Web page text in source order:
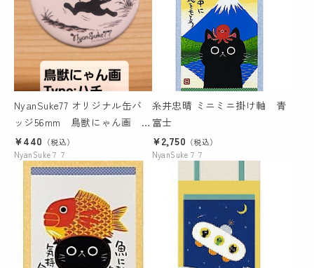
NyanSuke77 オリジナル缶バ
ッジ56mm 鳥獣にゃん画
Type:ハチ
¥440 （税込）
NyanSuke７７
糸井忠晴 ミニミニ掛け軸 青
富士
¥2,750 （税込）
NyanSuke７７